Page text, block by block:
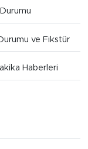
ve Fikstür
Haberleri